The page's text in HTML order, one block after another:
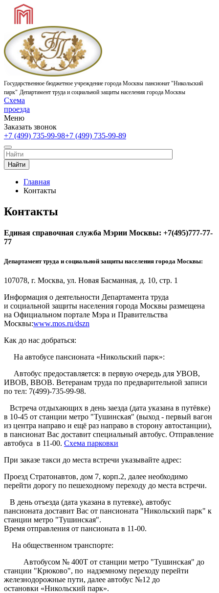
Государственное бюджетное учреждение города Москвы пансионат "Никольский
парк" Департамент труда и социальной защиты населения города Москвы
Схема
проезда
Меню
Заказать звонок
+7 (499) 735-99-98+7 (499) 735-99-89
Найти
Главная
Контакты
Контакты
Единая справочная служба Мэрии Москвы: +7(495)777-77-
77
Департамент труда и социальной защиты населения города Москвы:
107078, г. Москва, ул. Новая Басманная, д. 10, стр. 1
Информация о деятельности Департамента труда
и социальной защиты населения города Москвы размещена
на Официальном портале Мэра и Правительства
Москвы:www.mos.ru/dszn
Как до нас добраться:
На автобусе пансионата «Никольский парк»:
Автобус предоставляется: в первую очередь для УВОВ,
ИВОВ, ВВОВ. Ветеранам труда по предварительной записи
по тел: 7(499)-735-99-98.
Встреча отдыхающих в день заезда (дата указана в путёвке)
в 10-45 от станции метро "Тушинская" (выход - первый вагон
из центра направо и ещё раз направо в сторону автостанции),
в пансионат Вас доставит специальный автобус. Отправление
автобуса в 11-00. Схема парковки
При заказе такси до места встречи указывайте адрес:
Проезд Стратонавтов, дом 7, корп.2, далее необходимо
перейти дорогу по пешеходному переходу до места встречи.
В день отъезда (дата указана в путевке), автобус
пансионата доставит Вас от пансионата "Никольский парк" к
станции метро "Тушинская".
Время отправления от пансионата в 11-00.
На общественном транспорте:
Автобусом № 400Т от станции метро "Тушинская" до
станции "Крюково", по надземному переходу перейти
железнодорожные пути, далее автобус №12 до
остановки «Никольский парк».